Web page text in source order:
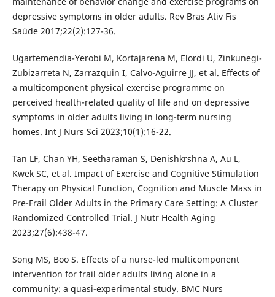
depressive symptoms in older adults. Rev Bras Ativ Fís
Saúde 2017;22(2):127-36.
Ugartemendia-Yerobi M, Kortajarena M, Elordi U, Zinkunegi-
Zubizarreta N, Zarrazquin I, Calvo-Aguirre JJ, et al. Effects of
a multicomponent physical exercise programme on
perceived health-related quality of life and on depressive
symptoms in older adults living in long-term nursing
homes. Int J Nurs Sci 2023;10(1):16-22.
Tan LF, Chan YH, Seetharaman S, Denishkrshna A, Au L,
Kwek SC, et al. Impact of Exercise and Cognitive Stimulation
Therapy on Physical Function, Cognition and Muscle Mass in
Pre-Frail Older Adults in the Primary Care Setting: A Cluster
Randomized Controlled Trial. J Nutr Health Aging
2023;27(6):438-47.
Song MS, Boo S. Effects of a nurse-led multicomponent
intervention for frail older adults living alone in a
community: a quasi-experimental study. BMC Nurs